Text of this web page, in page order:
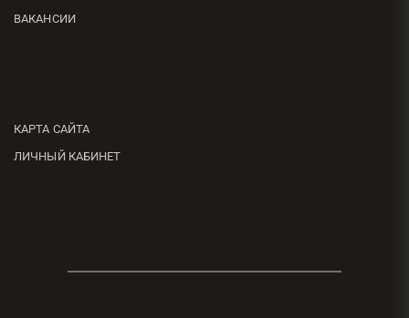
ВАКАНСИИ
КАРТА САЙТА
ЛИЧНЫЙ КАБИНЕТ